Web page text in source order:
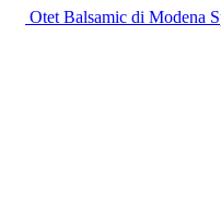
Otet Balsamic di Modena